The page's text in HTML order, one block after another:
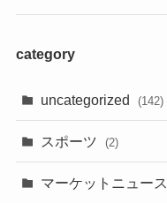
category
uncategorized (142)
スポーツ (2)
マーケットニュース